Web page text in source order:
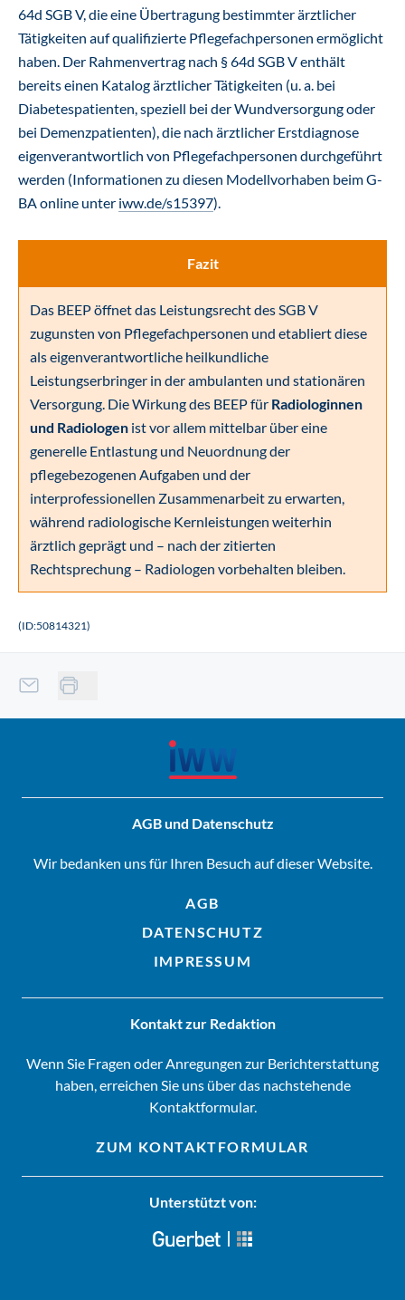
64d SGB V, die eine Übertragung bestimmter ärztlicher
Tätigkeiten auf qualifizierte Pflegefachpersonen ermöglicht
haben. Der Rahmenvertrag nach § 64d SGB V enthält
bereits einen Katalog ärztlicher Tätigkeiten (u. a. bei
Diabetespatienten, speziell bei der Wundversorgung oder
bei Demenzpatienten), die nach ärztlicher Erstdiagnose
eigenverantwortlich von Pflegefachpersonen durchgeführt
werden (Informationen zu diesen Modellvorhaben beim G-
BA online unter iww.de/s15397).
Fazit
Das BEEP öffnet das Leistungsrecht des SGB V
zugunsten von Pflegefachpersonen und etabliert diese
als eigenverantwortliche heilkundliche
Leistungserbringer in der ambulanten und stationären
Versorgung. Die Wirkung des BEEP für Radiologinnen
und Radiologen ist vor allem mittelbar über eine
generelle Entlastung und Neuordnung der
pflegebezogenen Aufgaben und der
interprofessionellen Zusammenarbeit zu erwarten,
während radiologische Kernleistungen weiterhin
ärztlich geprägt und – nach der zitierten
Rechtsprechung – Radiologen vorbehalten bleiben.
(ID:50814321)
AGB und Datenschutz
Wir bedanken uns für Ihren Besuch auf dieser Website.
AGB
DATENSCHUTZ
IMPRESSUM
Kontakt zur Redaktion
Wenn Sie Fragen oder Anregungen zur Berichterstattung
haben, erreichen Sie uns über das nachstehende
Kontaktformular.
ZUM KONTAKTFORMULAR
Unterstützt von: